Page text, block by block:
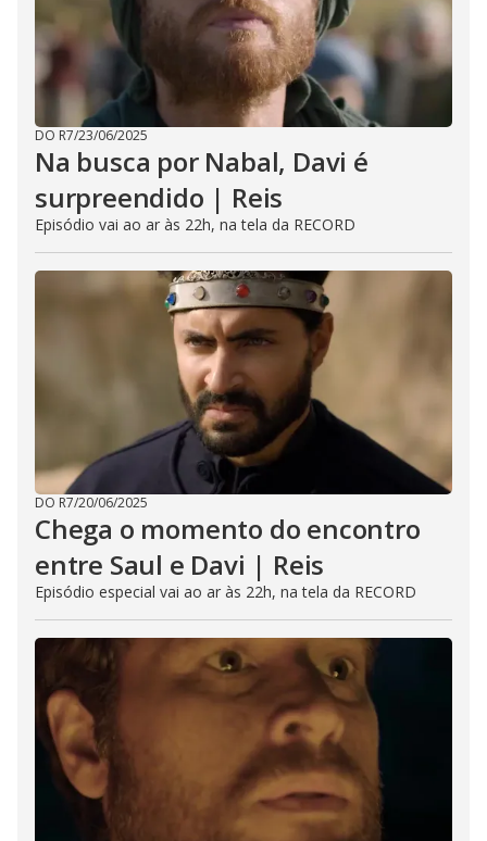
DO R7/23/06/2025
Na busca por Nabal, Davi é
surpreendido | Reis
Episódio vai ao ar às 22h, na tela da RECORD
DO R7/20/06/2025
Chega o momento do encontro
entre Saul e Davi | Reis
Episódio especial vai ao ar às 22h, na tela da RECORD